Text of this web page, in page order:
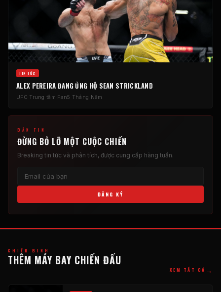
TIN TỨC
ALEX PEREIRA ĐANG ỦNG HỘ SEAN STRICKLAND
UFC Trung tâm Fan5 Tháng Năm
BẢN TIN
ĐỪNG BỎ LỠ MỘT CUỘC CHIẾN
Breaking tin tức và phân tích, được cung cấp hàng tuần.
ĐĂNG KÝ
CHIẾN BINH
THÊM MÁY BAY CHIẾN ĐẤU
XEM TẤT CẢ →